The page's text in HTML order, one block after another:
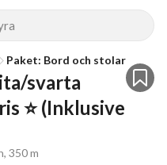
Paket: Bord och stolar
svarta
⭐ (Inklusive
350 m